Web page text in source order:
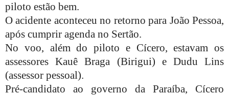
piloto estão bem.
O acidente aconteceu no retorno para João Pessoa,
após cumprir agenda no Sertão.
No voo, além do piloto e Cícero, estavam os
assessores Kauê Braga (Birigui) e Dudu Lins
(assessor pessoal).
Pré-candidato ao governo da Paraíba, Cícero